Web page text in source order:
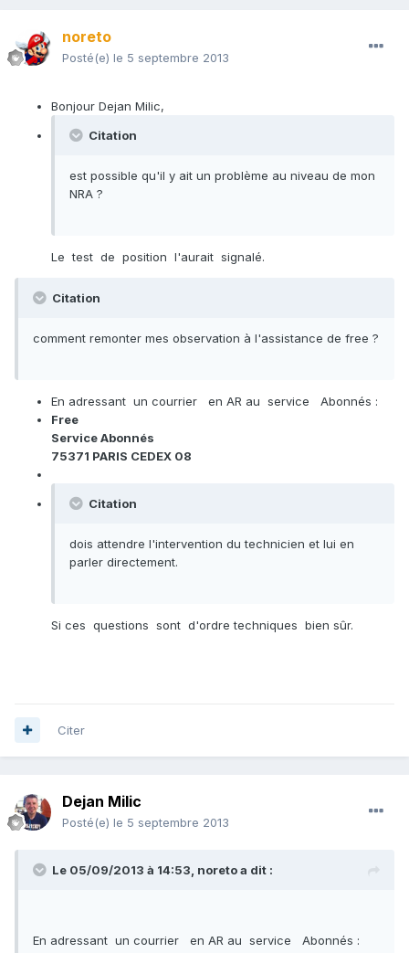
noreto
Posté(e) le 5 septembre 2013
Bonjour Dejan Milic,
Citation
est possible qu'il y ait un problème au niveau de mon
NRA ?
Le test de position l'aurait signalé.
Citation
comment remonter mes observation à l'assistance de free ?
En adressant un courrier en AR au service Abonnés :
Free
Service Abonnés
75371 PARIS CEDEX 08
Citation
dois attendre l'intervention du technicien et lui en
parler directement.
Si ces questions sont d'ordre techniques bien sûr.
Citer
Dejan Milic
Posté(e) le 5 septembre 2013
Le 05/09/2013 à 14:53, noreto a dit :
En adressant un courrier en AR au service Abonnés :